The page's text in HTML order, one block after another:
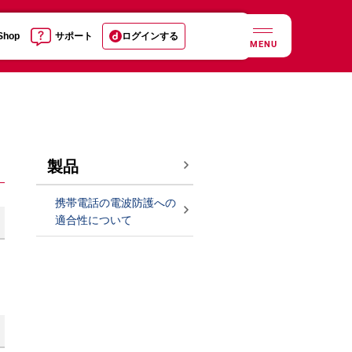
サポート ログインする
MENU
製品
携帯電話の電波防護への
適合性について